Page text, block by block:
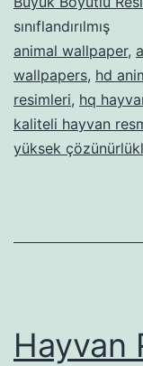
sınıflandırılmış
animal wallpaper,
wallpapers, hd
resimleri, hq
kaliteli hayvan
yüksek
Hayvan